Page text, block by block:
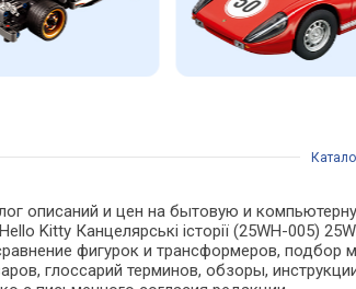
описаний и цен на бытовую и
Kitty Канцелярські історії (25WH-005)
фигурок и трансформеров, подбор
глоссарий терминов, обзоры,